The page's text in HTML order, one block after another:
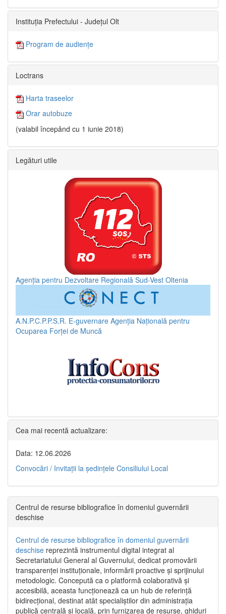
Instituția Prefectului - Județul Olt
Program de audiențe
Loctrans
Harta traseelor
Orar autobuze
(valabil începând cu 1 iunie 2018)
Legături utile
Agenția pentru Dezvoltare Regională Sud-Vest Oltenia
A.N.P.C.P.P.S.R. E-guvernare Agenția Națională pentru
Ocuparea Forței de Muncă
Cea mai recentă actualizare:
Data: 12.06.2026
Convocări / Invitaţii la şedinţele Consiliului Local
Centrul de resurse bibliografice în domeniul guvernării
deschise
Centrul de resurse bibliografice în domeniul guvernării
deschise reprezintă instrumentul digital integrat al
Secretariatului General al Guvernului, dedicat promovării
transparenței instituționale, informării proactive și sprijinului
metodologic. Concepută ca o platformă colaborativă și
accesibilă, aceasta funcționează ca un hub de referință
bidirecțional, destinat atât specialiștilor din administrația
publică centrală și locală, prin furnizarea de resurse, ghiduri